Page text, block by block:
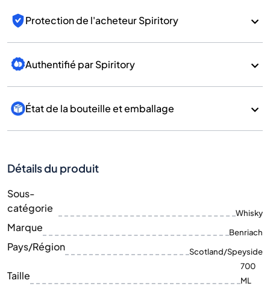
Protection de l'acheteur Spiritory
Authentifié par Spiritory
État de la bouteille et emballage
Détails du produit
Sous-
catégorie
Whisky
Marque Benriach
Pays/Région Scotland/Speyside
Taille
700
ML